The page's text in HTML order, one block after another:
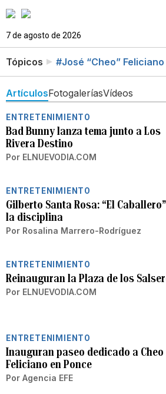
7 de agosto de 2026
Tópicos #José “Cheo” Feliciano
ArtículosFotogaleríasVídeos
ENTRETENIMIENTO
Bad Bunny lanza tema junto a Los
Rivera Destino
Por ELNUEVODIA.COM
ENTRETENIMIENTO
Gilberto Santa Rosa: “El
la disciplina
Por Rosalina Marrero-Rodríguez
ENTRETENIMIENTO
Reinauguran la Plaza de los
Por ELNUEVODIA.COM
ENTRETENIMIENTO
Inauguran paseo dedicado a Cheo
Feliciano en Ponce
Por Agencia EFE